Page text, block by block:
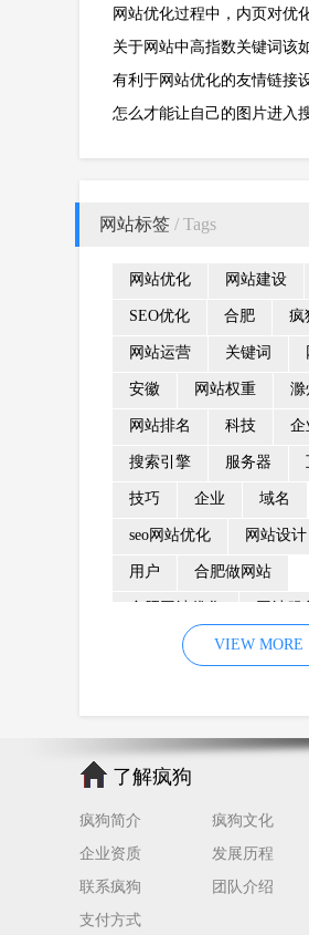
创建攻略必不可少
网站优化过程中，内页对优
什么作用？
关于网站中高指数关键词该
化？
有利于网站优化的友情链接
怎么才能让自己的图片进入
网站标签 / Tags
网站优化 网站建设
SEO优化 合肥 疯
网站运营 关键词
安徽 网站权重 滁
网站排名 科技 企
搜索引擎 服务器
技巧 企业 域名
seo网站优化 网站设计
用户 合肥做网站
优化 网站降
企业网站建设 效果
网络营销 因素 网
网站流量
百度优化 网站收录
网站seo 专业
VIEW MORE
了解疯狗
疯狗简介
疯狗文化
企业资质
发展历程
联系疯狗
团队介绍
支付方式